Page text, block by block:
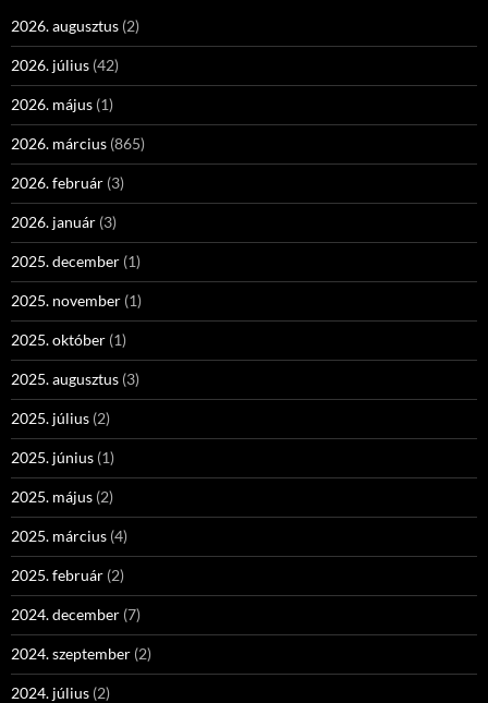
2026. augusztus (2)
2026. július (42)
2026. május (1)
2026. március (865)
2026. február (3)
2026. január (3)
2025. december (1)
2025. november (1)
2025. október (1)
2025. augusztus (3)
2025. július (2)
2025. június (1)
2025. május (2)
2025. március (4)
2025. február (2)
2024. december (7)
2024. szeptember (2)
2024. július (2)